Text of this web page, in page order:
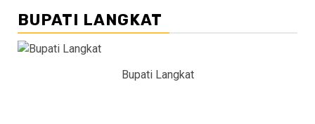
BUPATI LANGKAT
Bupati Langkat